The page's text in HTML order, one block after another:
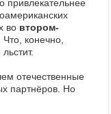
привлекательнее
во втором-
. Что, конечно,
отечественные
партнёров. Но